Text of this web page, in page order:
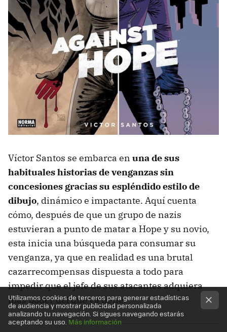
Víctor Santos se embarca en una de sus
habituales historias de venganzas sin
concesiones gracias su espléndido estilo de
dibujo, dinámico e impactante. Aquí cuenta
cómo, después de que un grupo de nazis
estuvieran a punto de matar a Hope y su novio,
esta inicia una búsqueda para consumar su
venganza, ya que en realidad es una brutal
cazarrecompensas dispuesta a todo para
impedir que el jefe de sus atacantes adquiera
más poder del que ya tiene.
Utilizamos cookies de terceros para generar estadísticas
de audiencia y mostrar publicidad personalizada
analizando tu navegación. Si sigues navegando estarás
aceptando su uso. Más información